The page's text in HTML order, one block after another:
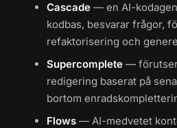
Cascade — en AI-
kodbas, besvarar frågor,
refaktorisering och
Supercomplete —
redigering baserat på
bortom
Flows — AI-medvetet